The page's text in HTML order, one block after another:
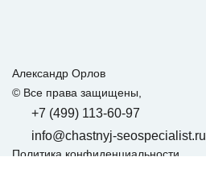
Александр Орлов
© Все права защищены,
+7 (499) 113-60-97
info@chastnyj-seospecialist.ru
Политика конфиденциальности